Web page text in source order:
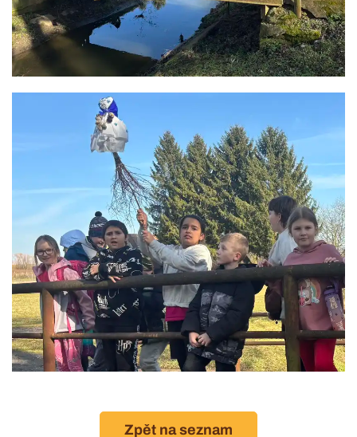
Zpět na seznam